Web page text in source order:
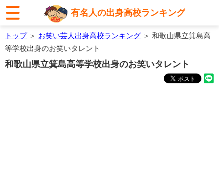
有名人の出身高校ランキング
トップ＞ お笑い芸人出身高校ランキング ＞ 和歌山県立箕島高
等学校出身のお笑いタレント
和歌山県立箕島高等学校出身のお笑いタレント